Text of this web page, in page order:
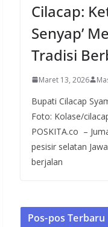
Cilacap:
Senyap’
Tradisi
Maret 13, 2026
Bupati Cilacap
Foto: Kolase/
POSKITA.co –
pesisir selatan
berjalan
Pos-pos Terbaru